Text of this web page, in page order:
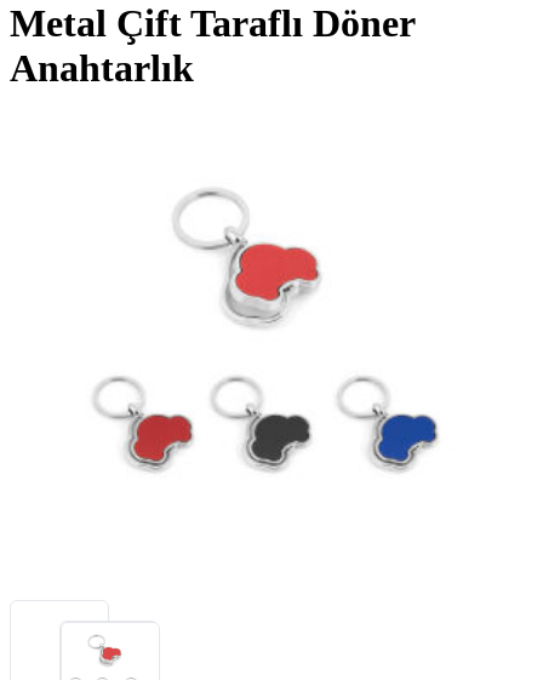
Metal Çift Taraflı Döner
Anahtarlık